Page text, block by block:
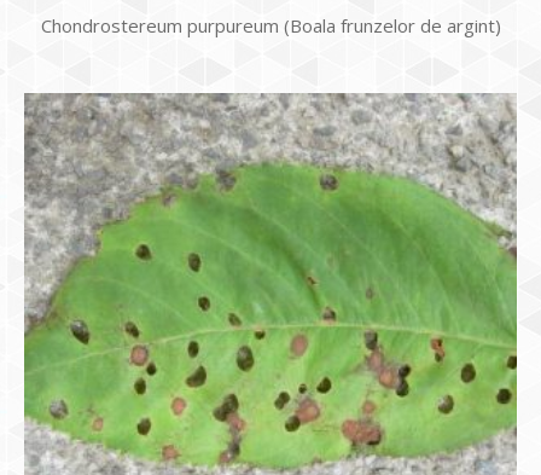
Chondrostereum purpureum (Boala frunzelor de argint)